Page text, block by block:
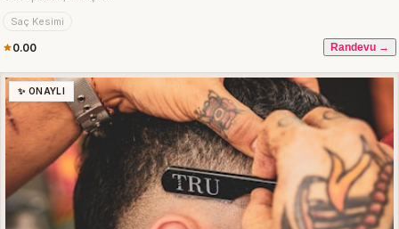
Saç Kesimi
0.00 Randevu →
✨ ONAYLI